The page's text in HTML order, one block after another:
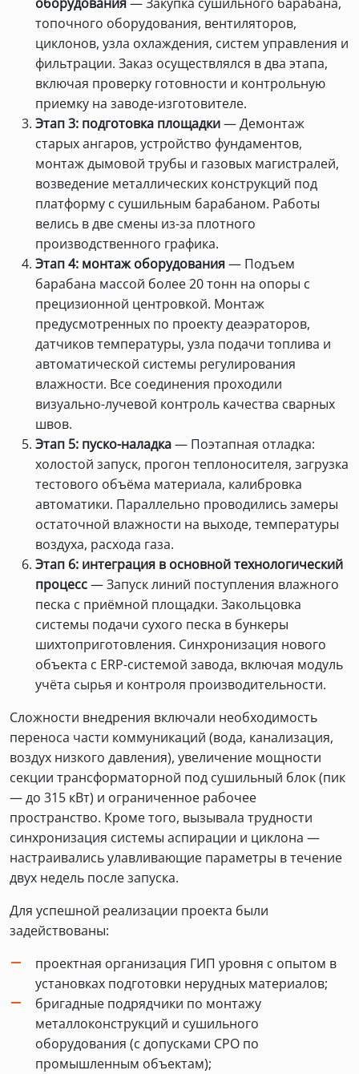
топочного оборудования, вентиляторов,
циклонов, узла охлаждения, систем управления и
фильтрации. Заказ осуществлялся в два этапа,
включая проверку готовности и контрольную
приемку на заводе-изготовителе.
Этап 3: подготовка площадки— Демонтаж
старых ангаров, устройство фундаментов,
монтаж дымовой трубы и газовых магистралей,
возведение металлических конструкций под
платформу с сушильным барабаном. Работы
велись в две смены из-за плотного
производственного графика.
Этап 4: монтаж оборудования— Подъем
барабана массой более 20 тонн на опоры с
прецизионной центровкой. Монтаж
предусмотренных по проекту деаэраторов,
датчиков температуры, узла подачи топлива и
автоматической системы регулирования
влажности. Все соединения проходили
визуально-лучевой контроль качества сварных
швов.
Этап 5: пуско-наладка— Поэтапная отладка:
холостой запуск, прогон теплоносителя, загрузка
тестового объёма материала, калибровка
автоматики. Параллельно проводились замеры
остаточной влажности на выходе, температуры
воздуха, расхода газа.
Этап 6: интеграция в основной технологический
процесс— Запуск линий поступления влажного
песка с приёмной площадки. Закольцовка
системы подачи сухого песка в бункеры
шихтоприготовления. Синхронизация нового
объекта с ERP-системой завода, включая модуль
учёта сырья и контроля производительности.
Сложности внедрения включали необходимость
переноса части коммуникаций (вода, канализация,
воздух низкого давления), увеличение мощности
секции трансформаторной под сушильный блок (пик
— до 315 кВт) и ограниченное рабочее
пространство. Кроме того, вызывала трудности
синхронизация системы аспирации и циклона —
настраивались улавливающие параметры в течение
двух недель после запуска.
Для успешной реализации проекта были
задействованы:
проектная организация ГИП уровня с опытом в
установках подготовки нерудных материалов;
бригадные подрядчики по монтажу
металлоконструкций и сушильного
оборудования (с допусками СРО по
промышленным объектам);